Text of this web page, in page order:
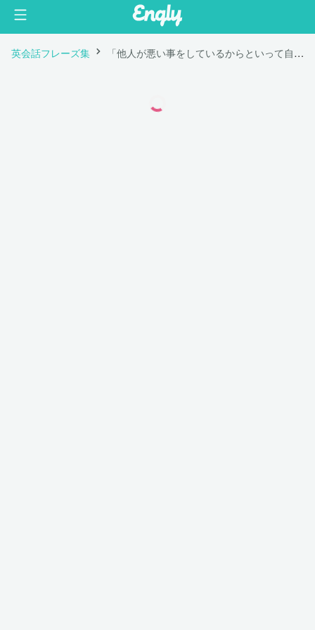
英会話フレーズ集 「他人が悪い事をしているからといって自分もそうしてよいということにはならない」は英語で "Two wrongs do not make a right."